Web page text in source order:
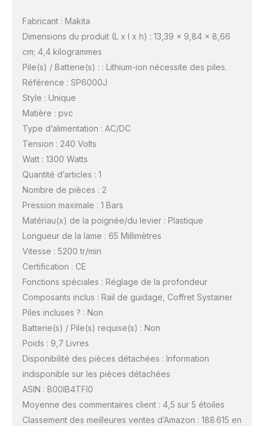
Fabricant : Makita
Dimensions du produit (L x l x h) : 13,39 x 9,84 x 8,66
cm; 4,4 kilogrammes
Pile(s) / Batterie(s) : : Lithium-ion nécessite des piles.
Référence : SP6000J
Style : Unique
Matière : pvc
Type d’alimentation : AC/DC
Tension : 240 Volts
Watt : 1300 Watts
Quantité d’articles : 1
Nombre de pièces : 2
Pression maximale : 1 Bars
Matériau(x) de la poignée/du levier : Plastique
Longueur de la lame : 65 Millimètres
Vitesse : 5200 tr/min
Certification : CE
Fonctions spéciales : Réglage de la profondeur
Composants inclus : Rail de guidage, Coffret Systainer
Piles incluses ? : Non
Batterie(s) / Pile(s) requise(s) : Non
Poids : 9,7 Livres
Disponibilité des pièces détachées : Information
indisponible sur les pièces détachées
ASIN : B00IB4TFI0
Moyenne des commentaires client : 4,5 sur 5 étoiles
Classement des meilleures ventes d’Amazon : 188 615 en